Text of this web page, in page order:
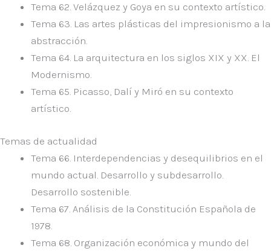
Tema 62. Velázquez y Goya en su contexto artístico.
Tema 63. Las artes plásticas del impresionismo a la
abstracción.
Tema 64. La arquitectura en los siglos XIX y XX. El
Modernismo.
Tema 65. Picasso, Dalí y Miró en su contexto
artístico.
Temas de actualidad
Tema 66. Interdependencias y desequilibrios en el
mundo actual. Desarrollo y subdesarrollo.
Desarrollo sostenible.
Tema 67. Análisis de la Constitución Española de
1978.
Tema 68 . Organización económica y mundo del